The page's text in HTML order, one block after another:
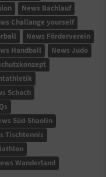
News Bachlauf
Challange yourself
News Förderverein
Handball
News Judo
Schach
Süd-Shaolin
Tischtennis
Wanderland